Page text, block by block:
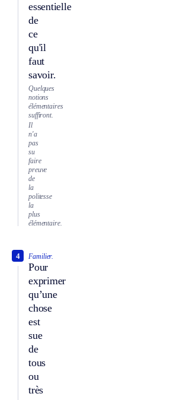
essentielle
de
ce
qu'il
faut
savoir.
Quelques
notions
élémentaires
suffiront.
Il
n'a
pas
su
faire
preuve
de
la
politesse
la
plus
élémentaire.
Familier.
Pour
exprimer
qu’une
chose
est
sue
de
tous
ou
très
4